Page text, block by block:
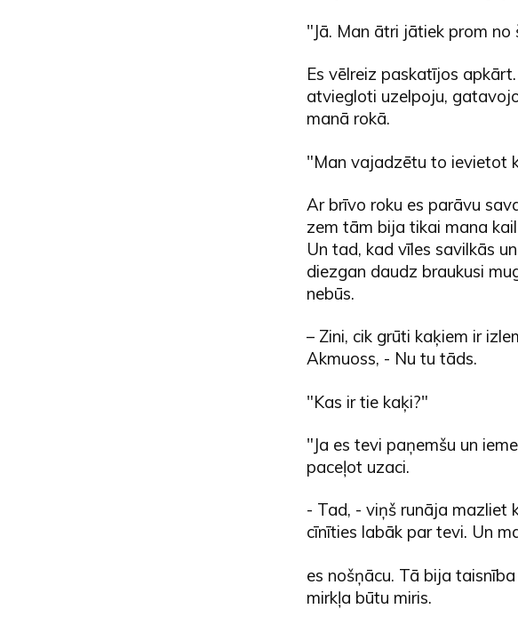
"Jā. Man ātri jātiek prom no
Es vēlreiz paskatījos
atviegloti uzelpoju,
manā rokā.
"Man vajadzētu to ievietot
Ar brīvo roku es parāvu
zem tām bija tikai mana
Un tad, kad vīles savilkās
diezgan daudz braukusi
nebūs.
– Zini, cik grūti kaķiem ir
Akmuoss, - Nu tu tāds.
"Kas ir tie kaķi?"
"Ja es tevi paņemšu un
paceļot uzaci.
- Tad, - viņš runāja mazliet
cīnīties labāk par tevi. Un
es nošņācu. Tā bija
mirkļa būtu miris.